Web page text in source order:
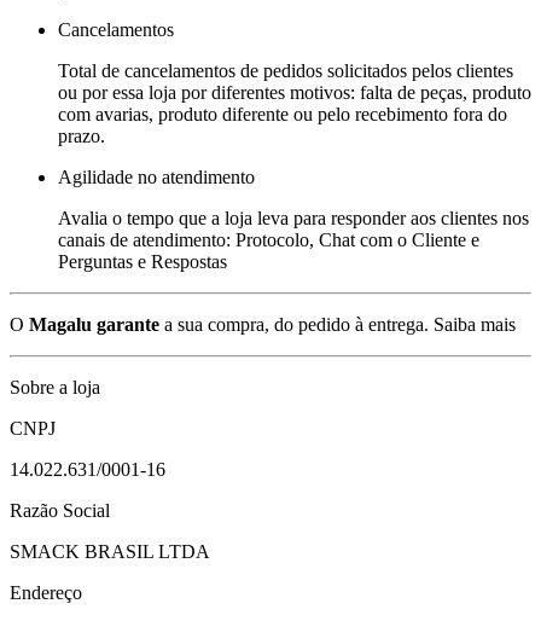
Cancelamentos
Total de cancelamentos de pedidos solicitados pelos clientes
ou por essa loja por diferentes motivos: falta de peças, produto
com avarias, produto diferente ou pelo recebimento fora do
prazo.
Agilidade no atendimento
Avalia o tempo que a loja leva para responder aos clientes nos
canais de atendimento: Protocolo, Chat com o Cliente e
Perguntas e Respostas
O Magalu garante a sua compra, do pedido à entrega. Saiba mais
Sobre a loja
CNPJ
14.022.631/0001-16
Razão Social
SMACK BRASIL LTDA
Endereço